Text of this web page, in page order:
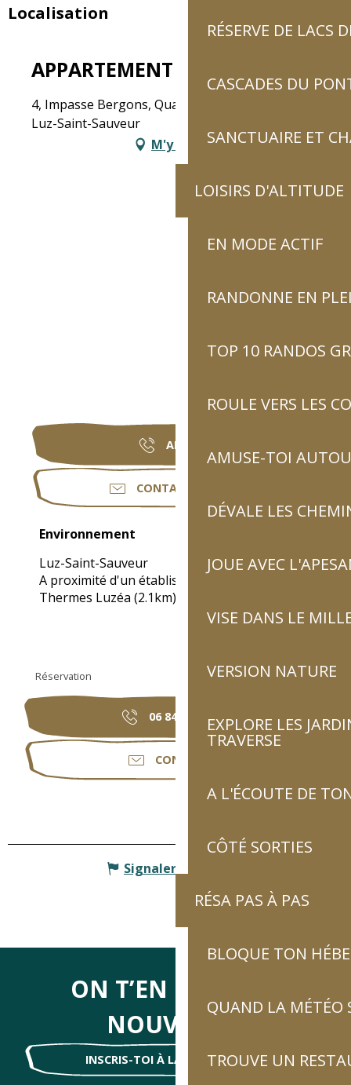
RÉSERVE DE LACS
CASCADES DU
SANCTUAIRE ET
LOISIRS D'ALTITUDE
EN MODE ACTIF
RANDONNE EN
TOP 10 RANDOS
ROULE VERS LES
AMUSE-TOI
DÉVALE LES
JOUE AVEC
VISE DANS LE
VERSION NATURE
EXPLORE LES
TRAVERSE
A L'ÉCOUTE DE
CÔTÉ SORTIES
RÉSA PAS À PAS
BLOQUE TON
QUAND LA MÉTÉO
TROUVE UN
Localisation
APPARTEMENT DANS MAISON
4, Impasse Bergons, Quartier La Lanne, 65120
Luz-Saint-Sauveur
M'y rendre
APPELER
CONTACTEZ-NOUS
Environnement
Environnement
Luz-Saint-Sauveur
A proximité d'un établissement thermal :
Thermes Luzéa (2.1km)
Réservation
06 84 43 87▒▒
CONTACTER
Signaler une erreur
ON T’EN DIRA DES
NOUVELLES
INSCRIS-TOI À LA NEWSLETTER !